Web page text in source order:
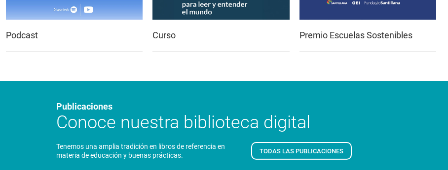
Podcast Curso Premio Escuelas Sostenibles
Publicaciones
Conoce nuestra biblioteca digital
Tenemos una amplia tradición en libros de referencia en
materia de educación y buenas prácticas.
TODAS LAS PUBLICACIONES